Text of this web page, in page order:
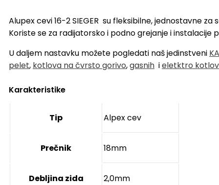
Alupex cevi 16-2 SIEGER su fleksibilne, jednostavne
Koriste se za radijatorsko i podno grejanje i instalacije
U daljem nastavku možete pogledati naš jedinstveni
pelet, kotlova na čvrsto gorivo,gasnih ieletktro
Karakteristike
Tip Alpex cev
Prečnik 18mm
Debljina zida 2,0mm